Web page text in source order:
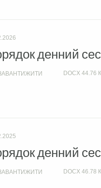
денний
DOCX 44.76
денний
DOCX 46.78